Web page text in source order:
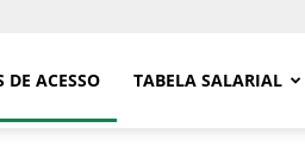
DE ACESSO TABELA SALARIAL